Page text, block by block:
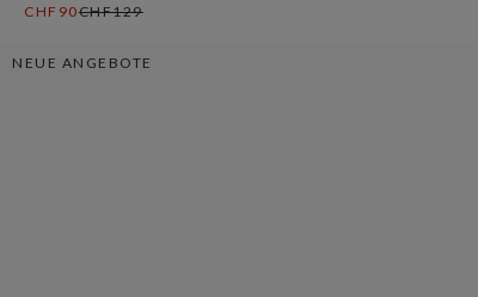
CHF90CHF129
NEUE ANGEBOTE